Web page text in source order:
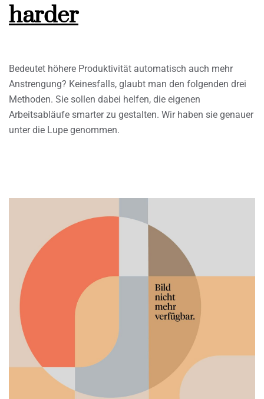
harder
Bedeutet höhere Produktivität automatisch auch mehr
Anstrengung? Keinesfalls, glaubt man den folgenden drei
Methoden. Sie sollen dabei helfen, die eigenen
Arbeitsabläufe smarter zu gestalten. Wir haben sie genauer
unter die Lupe genommen.